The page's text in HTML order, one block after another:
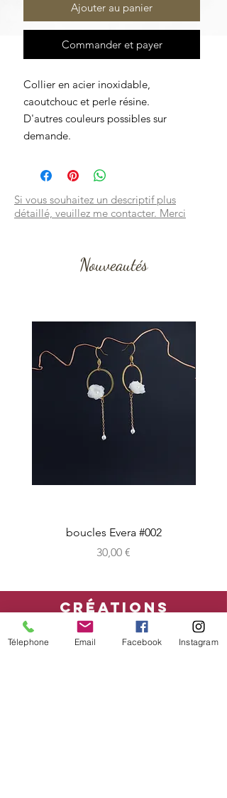
Ajouter au panier
Commander et payer
Collier en acier inoxidable,
caoutchouc et perle résine.
D'autres couleurs possibles sur
demande.
Si vous souhaitez un descriptif plus
détaillé, veuillez me contacter. Merci
Nouveautés
boucles Evera #002
Prix
30,00 €
CRéATIONS
sur-mesure
Télephone Email Facebook Instagram